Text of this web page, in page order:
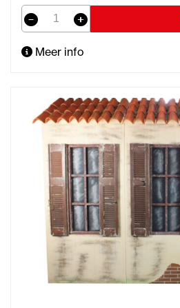
Meer info